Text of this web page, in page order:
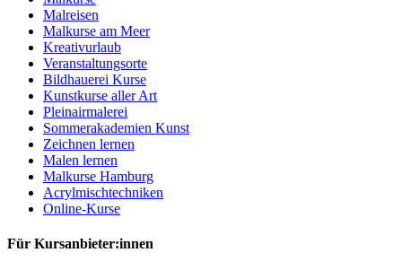
Malreisen
Malkurse am Meer
Kreativurlaub
Veranstaltungsorte
Bildhauerei Kurse
Kunstkurse aller Art
Pleinairmalerei
Sommerakademien Kunst
Zeichnen lernen
Malen lernen
Malkurse Hamburg
Acrylmischtechniken
Online-Kurse
Für Kursanbieter:innen